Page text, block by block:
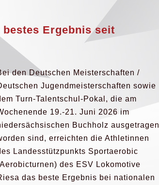
Ergebnis seit
den Deutschen Meisterschaften /
Jugendmeisterschaften sowie
Turn-Talentschul-Pokal, die am
19.-21. Juni 2026 im
Buchholz ausgetragen
sind, erreichten die Athletinnen
Landesstützpunkts Sportaerobic
des ESV Lokomotive
das beste Ergebnis bei nationalen